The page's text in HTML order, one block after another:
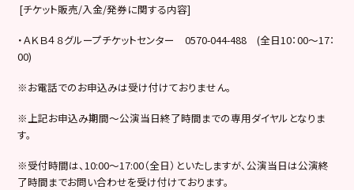
[チケット販売/入金/発券に関する内容]
・ＡＫＢ４８グループチケットセンター 0570-044-488 (全日10：00～17：
00)
※お電話でのお申込みは受け付けておりません。
※上記お申込み期間～公演当日終了時間までの専用ダイヤルとなりま
す。
※受付時間は、10:00～17:00（全日）といたしますが、公演当日は公演終
了時間までお問い合わせを受け付けております。